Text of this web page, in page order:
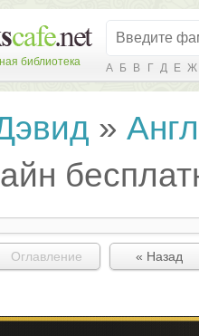
библиотека А Б В Г Д Е Ж
»
Оглавление « Назад